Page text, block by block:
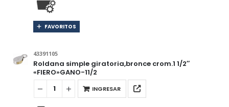
FAVORITOS
43391105
Roldana simple giratoria,bronce crom.1 1/2″
«FIERO»GANO-11/2
INGRESAR